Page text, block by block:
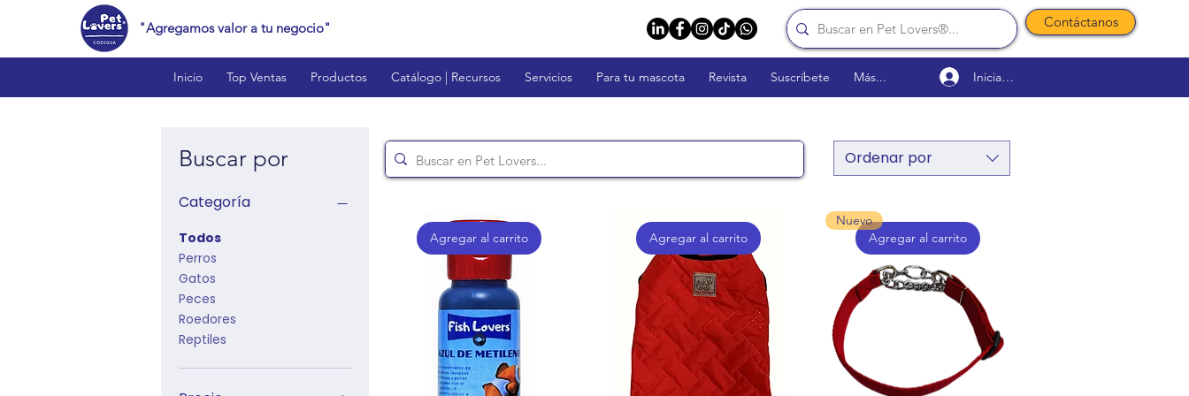
"Agregamos valor a tu negocio" Contáctanos
Inicio Top Ventas Productos Catálogo | Recursos Servicios Para tu mascota Revista Suscríbete Más... Iniciar sesión
Buscar por
Categoría
Todos
Perros
Gatos
Peces
Roedores
Reptiles
Ordenar por
Agregar al carrito Agregar al carrito Agregar al carrito
Nuevo